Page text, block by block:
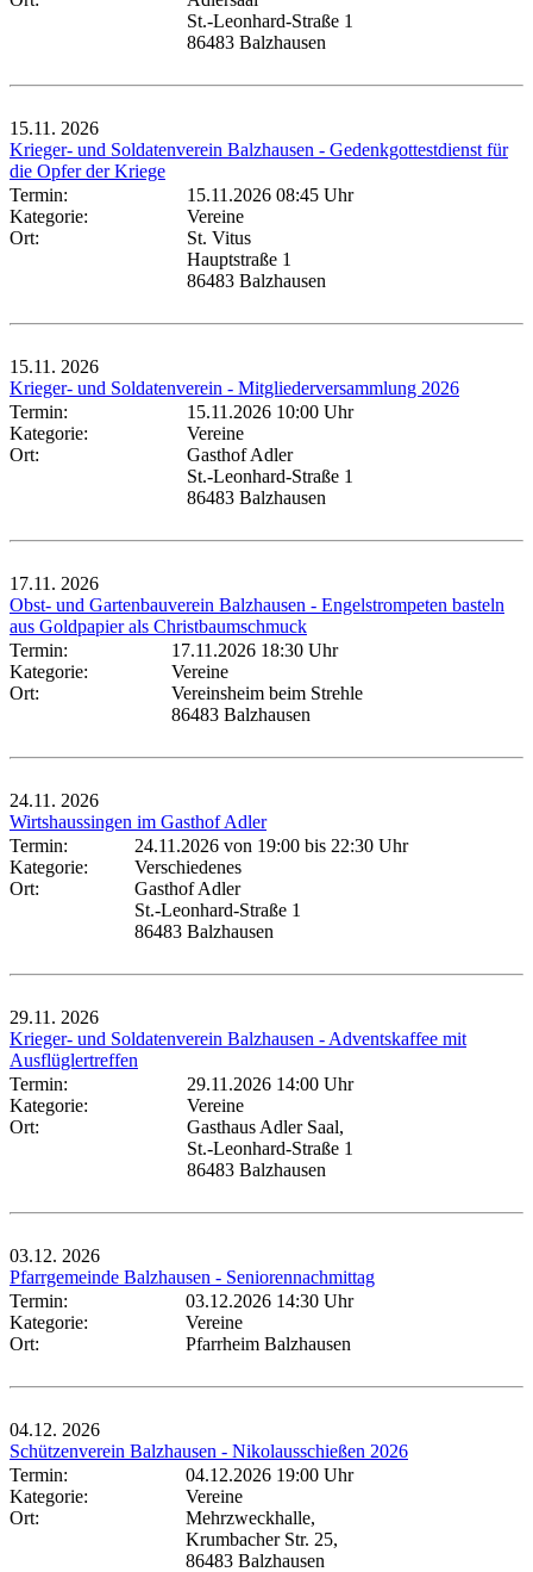
St.-Leonhard-Straße 1
86483 Balzhausen
15.11. 2026
Krieger- und Soldatenverein Balzhausen - Gedenkgottestdienst für
die Opfer der Kriege
Termin:
15.11.2026 08:45 Uhr
Kategorie:
Vereine
Ort:
St. Vitus
Hauptstraße 1
86483 Balzhausen
15.11. 2026
Krieger- und Soldatenverein - Mitgliederversammlung 2026
Termin:
15.11.2026 10:00 Uhr
Kategorie:
Vereine
Ort:
Gasthof Adler
St.-Leonhard-Straße 1
86483 Balzhausen
17.11. 2026
Obst- und Gartenbauverein Balzhausen - Engelstrompeten basteln
aus Goldpapier als Christbaumschmuck
Termin:
17.11.2026 18:30 Uhr
Kategorie:
Vereine
Ort:
Vereinsheim beim Strehle
86483 Balzhausen
24.11. 2026
Wirtshaussingen im Gasthof Adler
Termin:
24.11.2026 von 19:00 bis 22:30 Uhr
Kategorie:
Verschiedenes
Ort:
Gasthof Adler
St.-Leonhard-Straße 1
86483 Balzhausen
29.11. 2026
Krieger- und Soldatenverein Balzhausen - Adventskaffee mit
Ausflüglertreffen
Termin:
29.11.2026 14:00 Uhr
Kategorie:
Vereine
Ort:
Gasthaus Adler Saal,
St.-Leonhard-Straße 1
86483 Balzhausen
03.12. 2026
Pfarrgemeinde Balzhausen - Seniorennachmittag
Termin:
03.12.2026 14:30 Uhr
Kategorie:
Vereine
Ort:
Pfarrheim Balzhausen
04.12. 2026
Schützenverein Balzhausen - Nikolausschießen 2026
Termin:
04.12.2026 19:00 Uhr
Kategorie:
Vereine
Ort:
Mehrzweckhalle,
Krumbacher Str. 25,
86483 Balzhausen